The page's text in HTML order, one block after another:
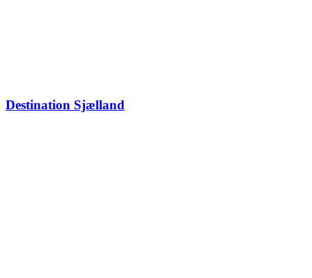
Destination Sjælland